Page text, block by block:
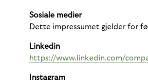
Sosiale medier
Dette impressumet gjelder for
Linkedin
https://www.linkedin.com/
Instagram